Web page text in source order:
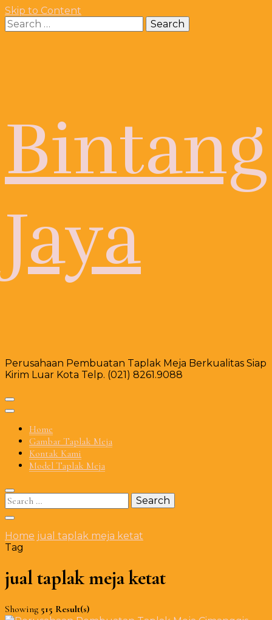
Skip to Content
Search
for:
Bintang
Jaya
Perusahaan Pembuatan Taplak Meja Berkualitas Siap
Kirim Luar Kota Telp. (021) 8261.9088
Home
Gambar Taplak Meja
Kontak Kami
Model Taplak Meja
Search
for:
Home jual taplak meja ketat
Tag
jual taplak meja ketat
Showing 515 Result(s)